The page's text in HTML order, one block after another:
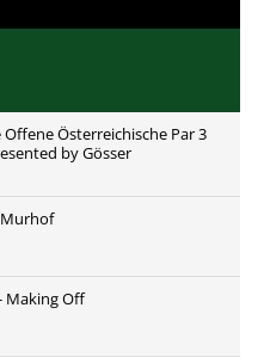
Österreichische Par 3
by Gösser
Making Off